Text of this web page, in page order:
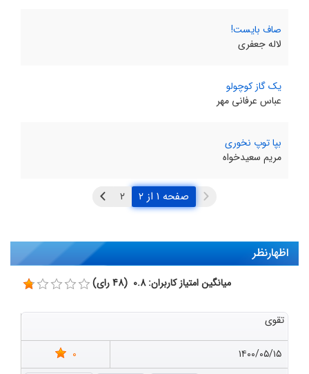
صاف بایست!
لاله جعفری
یک گاز کوچولو
عباس عرفانی مهر
بپا توپ نخوری
مریم سعیدخواه
صفحه ۱ از ۲
اظهارنظر
میانگین امتیاز کاربران: 0.8 (48 رای)
تقوی
۱۴۰۰/۰۵/۱۵
0